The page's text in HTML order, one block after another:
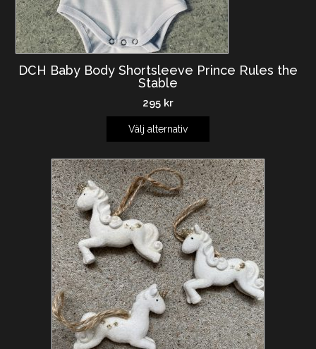
DCH Baby Body Shortsleeve Prince Rules the
Stable
295 kr
Välj alternativ